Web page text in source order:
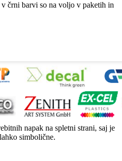
črni barvi so na voljo v paketih in
napak na spletni strani, saj je
simbolične.